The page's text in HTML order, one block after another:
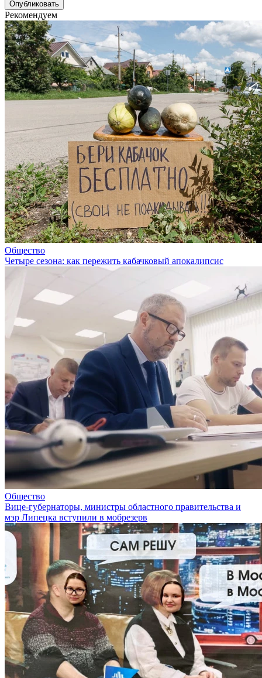
Рекомендуем
Общество
Четыре сезона: как пережить кабачковый апокалипсис
Общество
Вице-губернаторы, министры областного правительства и
мэр Липецка вступили в мобрезерв